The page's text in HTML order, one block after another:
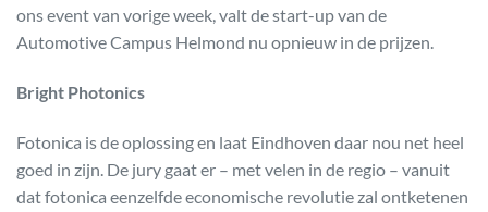
ons event van vorige week, valt de start-up van de
Automotive Campus Helmond nu opnieuw in de prijzen.
Bright Photonics
Fotonica is de oplossing en laat Eindhoven daar nou net heel
goed in zijn. De jury gaat er – met velen in de regio – vanuit
dat fotonica eenzelfde economische revolutie zal ontketenen